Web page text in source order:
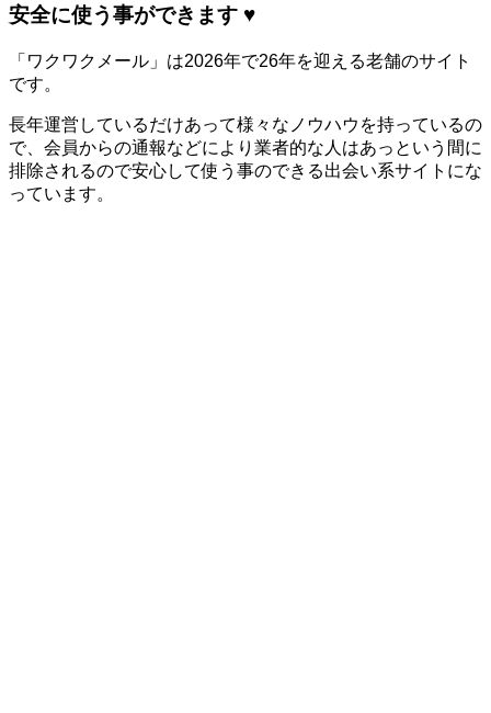
安全に使う事ができます ♥
「ワクワクメール」は2026年で26年を迎える老舗のサイト
です。
長年運営しているだけあって様々なノウハウを持っているの
で、会員からの通報などにより業者的な人はあっという間に
排除されるので安心して使う事のできる出会い系サイトにな
っています。